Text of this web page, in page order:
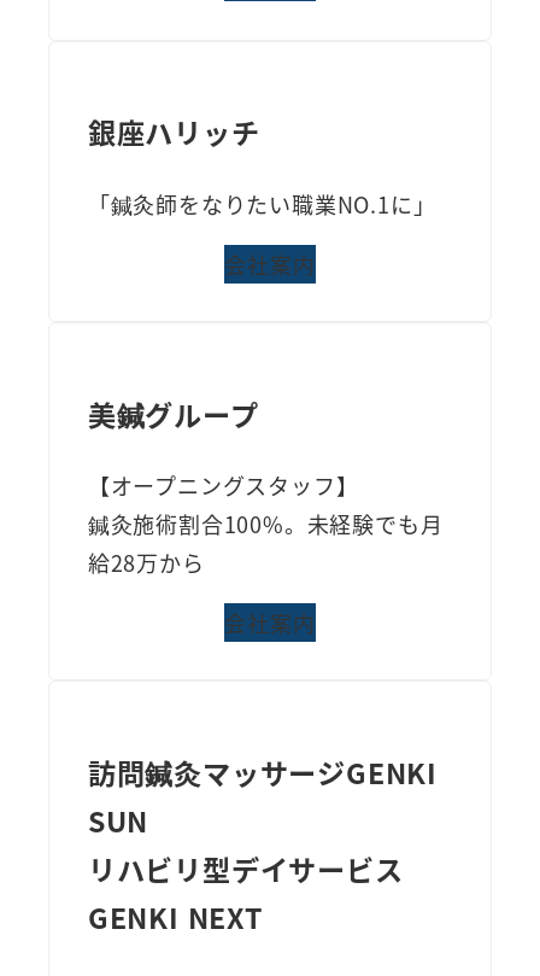
銀座ハリッチ
「鍼灸師をなりたい職業NO.1に」
会社案内
美鍼グループ
【オープニングスタッフ】
鍼灸施術割合100%。未経験でも月
給28万から
会社案内
訪問鍼灸マッサージGENKI
SUN
リハビリ型デイサービス
GENKI NEXT